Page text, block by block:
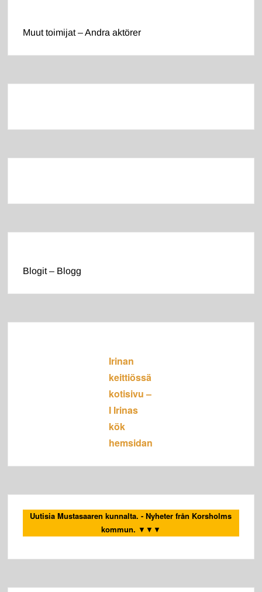
Muut toimijat – Andra aktörer
Blogit – Blogg
Irinan
keittiössä
kotisivu –
I Irinas
kök
hemsidan
Uutisia Mustasaaren kunnalta. - Nyheter från Korsholms
kommun. ▼▼▼